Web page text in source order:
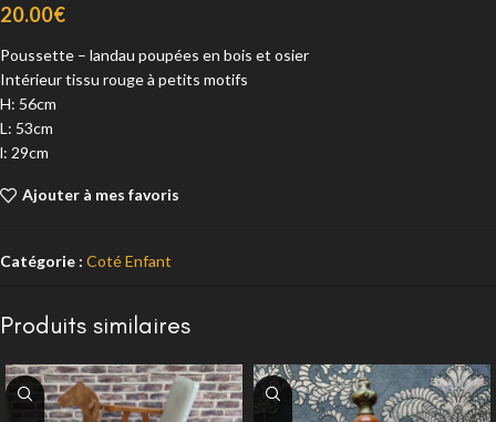
20.00€
Poussette – landau poupées en bois et osier
Intérieur tissu rouge à petits motifs
H: 56cm
L: 53cm
l: 29cm
Ajouter à mes favoris
Catégorie : Coté Enfant
Produits similaires